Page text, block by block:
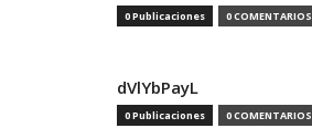
0 Publicaciones 0 COMENTARIOS
dVlYbPayL
0 Publicaciones 0 COMENTARIOS